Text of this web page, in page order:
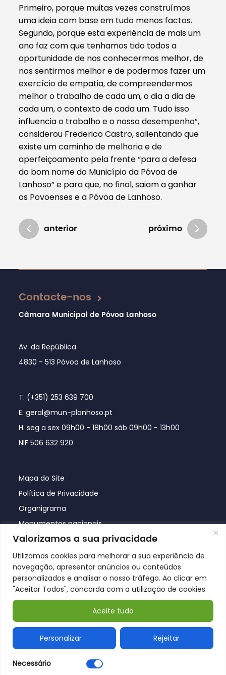
Valorizamos a sua privacidade
Utilizamos cookies para melhorar a sua experiência de
navegação, apresentar anúncios ou conteúdos
personalizados e analisar o nosso tráfego. Ao clicar em
"Aceitar Todos", concorda com a utilização de cookies.
Personalizar Rejeitar
Aceite tudo
Necessário
Primeiro, porque muitas vezes construímos
uma ideia com base em tudo menos factos.
Segundo, porque esta experiência de mais um
ano faz com que tenhamos tido todos a
oportunidade de nos conhecermos melhor, de
nos sentirmos melhor e de podermos fazer um
exercício de empatia, de compreendermos
melhor o trabalho de cada um, o dia a dia de
cada um, o contexto de cada um. Tudo isso
influencia o trabalho e o nosso desempenho”,
considerou Frederico Castro, salientando que
existe um caminho de melhoria e de
aperfeiçoamento pela frente “para a defesa
do bom nome do Município da Póvoa de
Lanhoso” e para que, no final, saiam a ganhar
os Povoenses e a Póvoa de Lanhoso.
anterior próximo
Atualizado em 04/10/2022
Contacte-nos
Câmara Municipal de Póvoa Lanhoso
Av. da República
4830 - 513 Póvoa de Lanhoso
T. (+351) 253 639 700
E. geral@mun-planhoso.pt
H. seg a sex 09h00 - 18h00 sáb 09h00 - 13h00
NIF 506 632 920
Mapa do Site
Política de Privacidade
Organigrama
Monumentos nacionais
© Póvoa de Lanhoso 2026